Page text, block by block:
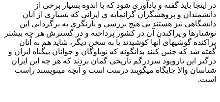
در اینجا باید گفته و یادآوری شود که با اندوه بسیار برخی از
دانشمندان و پژوهشگران گرانمایه ی ایرانی که بسیاری از آنان
دانشگاهی نیز هستند بی هیچ بررسی و بازنگری به برگردانی این
نوشتارها و پراکندن آن در کشور پرداخته و در گسترش هر چه بیشتر
پراکنده گوشیهای آنها کوشیدند یا به سخن دیگر، شاید هم به آنان
گفته شد که چنین کنند بدانگونه که نوباوگان و جوانان بیگناه ایران و
درگیر این تاروپود سردرگم تاریخی گمان بردند که هر چه این ایران
شناسان والا جایگاه میگویند درست است و آنچه مینویسند راست
است.